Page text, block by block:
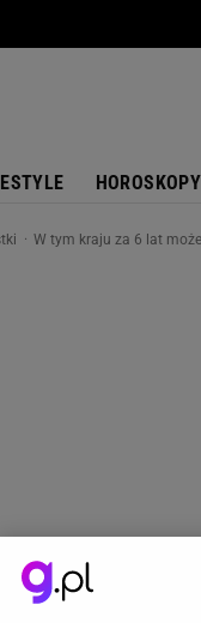
HOROSKOPY
W tym kraju za 6 lat